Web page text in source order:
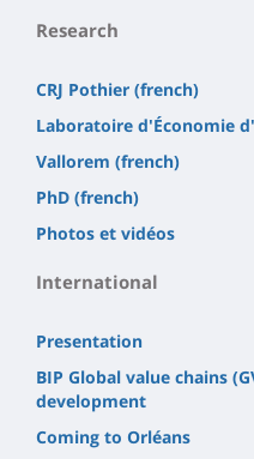
Research
CRJ Pothier (french)
Laboratoire d'Économie
Vallorem (french)
PhD (french)
Photos et vidéos
International
Presentation
BIP Global value chains
development
Coming to Orléans